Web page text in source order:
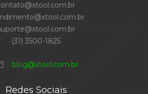
(31) 3500-1825
blog@xtool.com.br
Redes Sociais